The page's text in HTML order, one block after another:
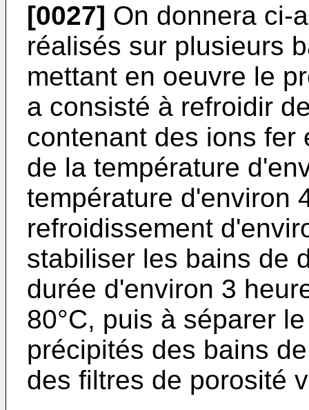
[0027] On donnera ci-
réalisés sur plusieurs
mettant en oeuvre le
a consisté à refroidir
contenant des ions fer
de la température
température d'environ
refroidissement
stabiliser les bains de
durée d'environ 3
80°C, puis à séparer
précipités des bains
des filtres de porosité